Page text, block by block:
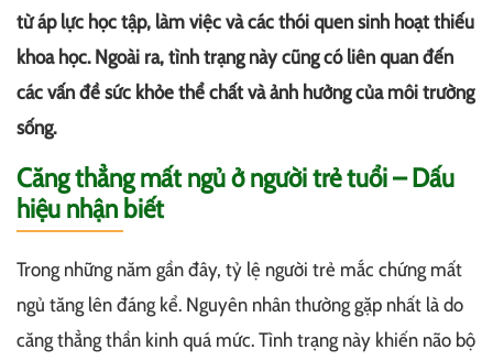
từ áp lực học tập, làm việc và các thói quen sinh hoạt thiếu
khoa học. Ngoài ra, tình trạng này cũng có liên quan đến
các vấn đề sức khỏe thể chất và ảnh hưởng của môi trường
sống.
Căng thẳng mất ngủ ở người trẻ tuổi – Dấu
hiệu nhận biết
Trong những năm gần đây, tỷ lệ người trẻ mắc chứng mất
ngủ tăng lên đáng kể. Nguyên nhân thường gặp nhất là do
căng thẳng thần kinh quá mức. Tình trạng này khiến não bộ